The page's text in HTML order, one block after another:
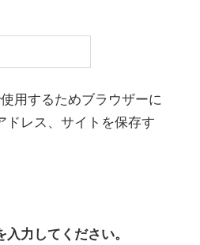
用するためブラウザーに
ドレス、サイトを保存す
力してください。